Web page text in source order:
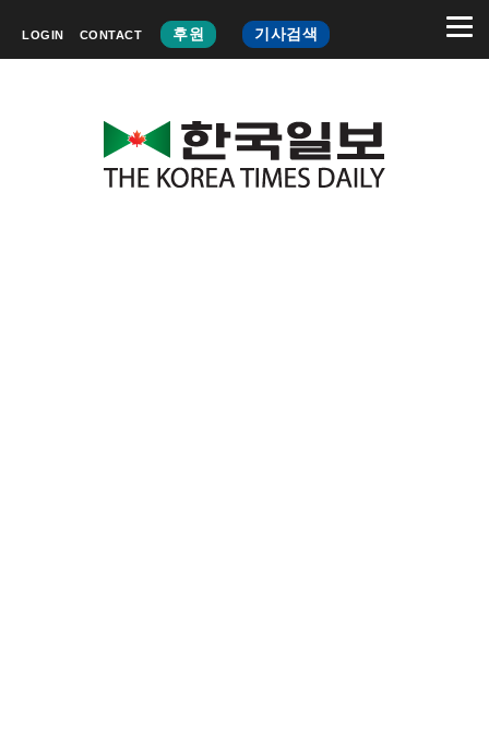
LOGIN CONTACT 후원 기사검색